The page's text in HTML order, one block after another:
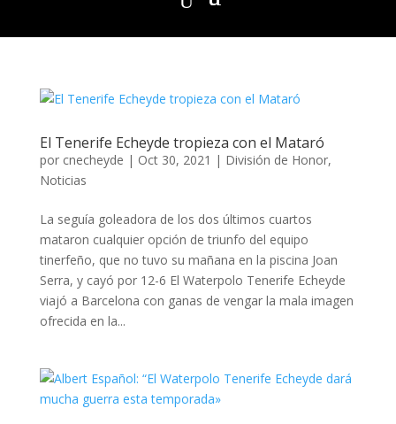
El Tenerife Echeyde tropieza con el Mataró
por cnecheyde | Oct 30, 2021 | División de Honor,
Noticias
La seguía goleadora de los dos últimos cuartos
mataron cualquier opción de triunfo del equipo
tinerfeño, que no tuvo su mañana en la piscina Joan
Serra, y cayó por 12-6 El Waterpolo Tenerife Echeyde
viajó a Barcelona con ganas de vengar la mala imagen
ofrecida en la...